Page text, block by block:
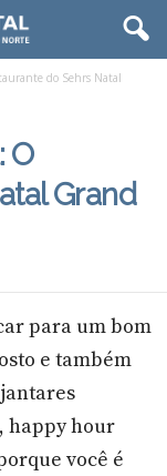
do Sehrs Natal
O
Grand
para um bom
e também
happy hour
você é